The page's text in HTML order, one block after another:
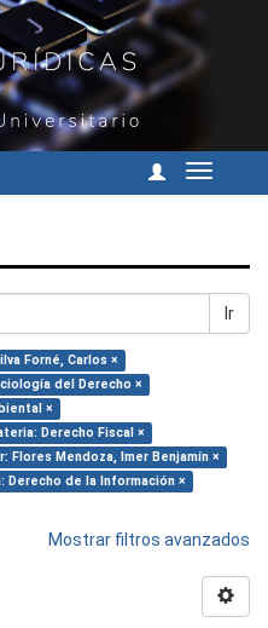
Cambiar
Ir
Forné, Carlos ×
del Derecho ×
×
Derecho Fiscal ×
Flores Mendoza, Imer Benjamín ×
Derecho de la Información ×
Mostrar filtros avanzados